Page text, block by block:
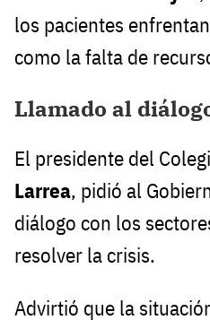
los pacientes
como la falta de
Llamado al
El presidente del
Larrea, pidió al
diálogo con los
resolver la crisis.
Advirtió que la